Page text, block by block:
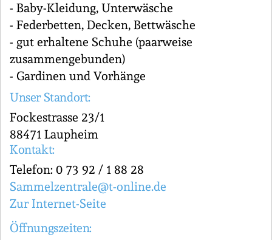
- Baby-Kleidung, Unterwäsche
- Federbetten, Decken, Bettwäsche
- gut erhaltene Schuhe (paarweise
zusammengebunden)
- Gardinen und Vorhänge
Unser Standort:
Fockestrasse 23/1
88471 Laupheim
Kontakt:
Telefon: 0 73 92 / 1 88 28
Sammelzentrale@t-online.de
Zur Internet-Seite
Öffnungszeiten: